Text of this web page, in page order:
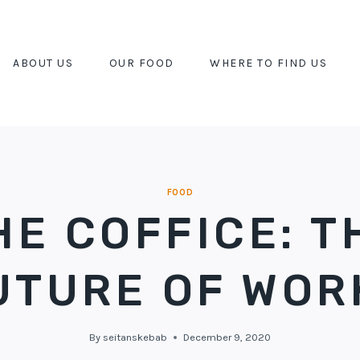
ABOUT US OUR FOOD WHERE TO FIND US
FOOD
COFFICE:
OF
By seitanskebab December 9, 2020